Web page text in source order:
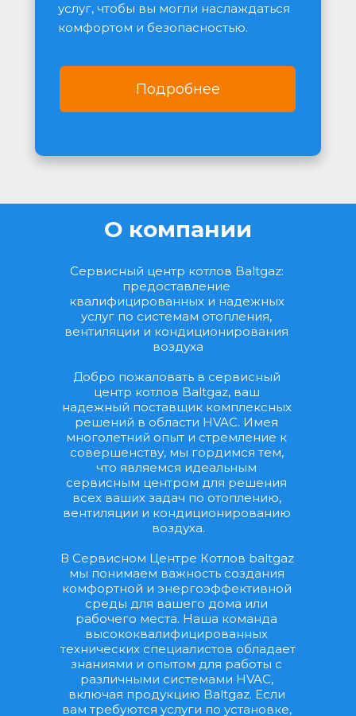
услуг, чтобы вы могли наслаждаться
комфортом и безопасностью.
Подробнее
О компании
Сервисный центр котлов Baltgaz:
предоставление
квалифицированных и надежных
услуг по системам отопления,
вентиляции и кондиционирования
воздуха
Добро пожаловать в сервисный
центр котлов Baltgaz, ваш
надежный поставщик комплексных
решений в области HVAC. Имея
многолетний опыт и стремление к
совершенству, мы гордимся тем,
что являемся идеальным
сервисным центром для решения
всех ваших задач по отоплению,
вентиляции и кондиционированию
воздуха.
В Сервисном Центре Котлов baltgaz
мы понимаем важность создания
комфортной и энергоэффективной
среды для вашего дома или
рабочего места. Наша команда
высококвалифицированных
технических специалистов обладает
знаниями и опытом для работы с
различными системами HVAC,
включая продукцию Baltgaz. Если
вам требуются услуги по установке,